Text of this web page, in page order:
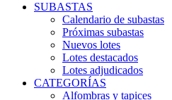
SUBASTAS
Calendario de subastas
Próximas subastas
Nuevos lotes
Lotes destacados
Lotes adjudicados
CATEGORÍAS
Alfombras y tapices